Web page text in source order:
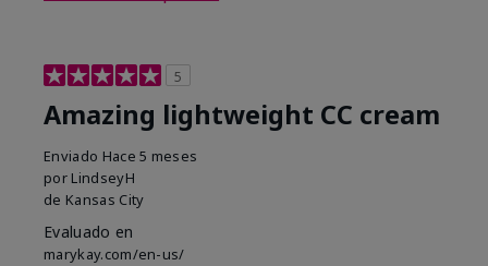
5
Amazing lightweight CC cream
Enviado Hace 5 meses
por LindseyH
de Kansas City
Evaluado en
marykay.com/en-us/